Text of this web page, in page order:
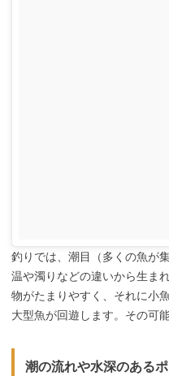
釣りでは、潮目（多くの魚が
温や濁りなどの違いから生ま
物がたまりやすく、それに小
大型魚が回遊します。その可
潮の流れや水深のある